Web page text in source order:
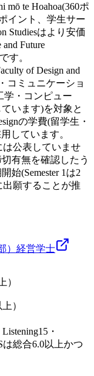
mō te Hoahoa(360ポ
イント、学生サー
Studiesはより安価
Future
す。
of Design and
コミュニケーショ
学・コンピュー
います)を対象と
の学費(留学生・
しています。
公表していませ
有無を確認したう
始(Semester 1は2
出願することが推
） 経営学士
）
）
・
は総合6.0以上かつ